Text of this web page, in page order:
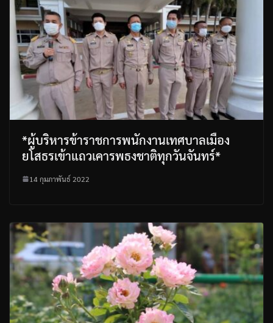
*ผู้บริหารข้าราชการพนักงานเทศบาลเมือง
ยโสธรเข้าแถวเคารพธงชาติทุกวันจันทร์*
14 กุมภาพันธ์ 2022